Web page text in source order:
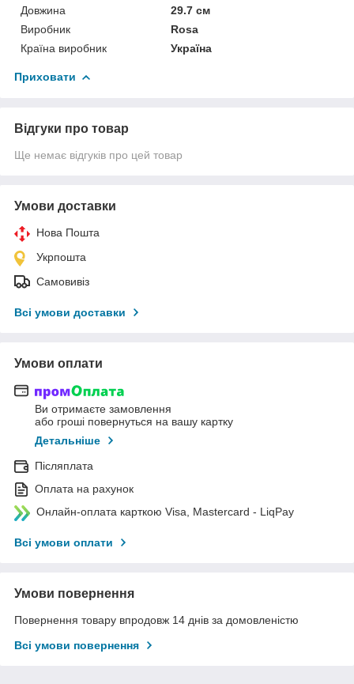
Довжина
29.7 см
Виробник
Rosa
Країна виробник
Україна
Приховати
Відгуки про товар
Ще немає відгуків про цей товар
Умови доставки
Нова Пошта
Укрпошта
Самовивіз
Всі умови доставки
Умови оплати
Ви отримаєте замовлення
або гроші повернуться на вашу картку
Детальніше
Післяплата
Оплата на рахунок
Онлайн-оплата карткою Visa, Mastercard - LiqPay
Всі умови оплати
Умови повернення
Повернення товару впродовж 14 днів за домовленістю
Всі умови повернення